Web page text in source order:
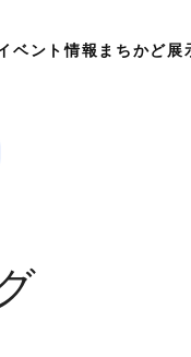
ベント情報 まちかど展